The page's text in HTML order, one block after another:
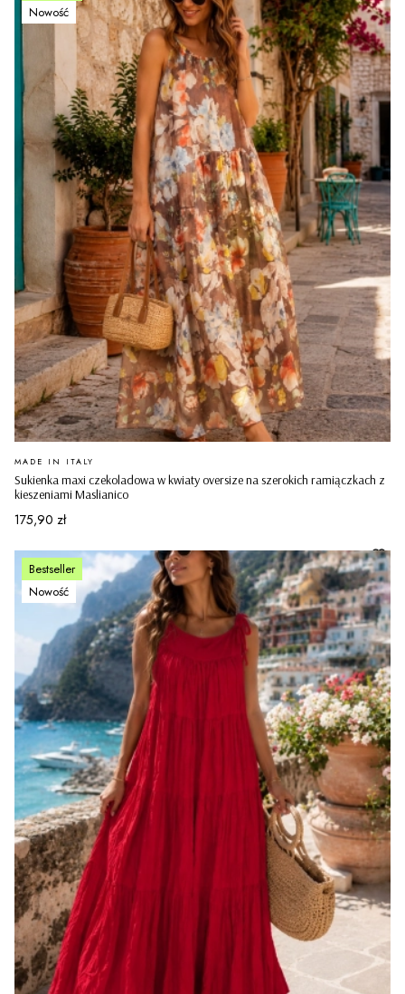
Nowość
Sukienka maxi czekoladowa w kwiaty oversize na szerokich ramiączkach z
kieszeniami Maslianico
PRODUCENT
MADE IN ITALY
Cena
175,90 zł
Bestseller
Nowość